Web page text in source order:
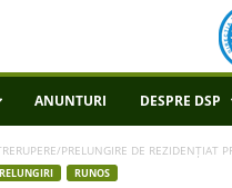
ANUNTURI DESPRE DSP
PRELUNGIRE DE REZIDENȚIAT
RUNOS